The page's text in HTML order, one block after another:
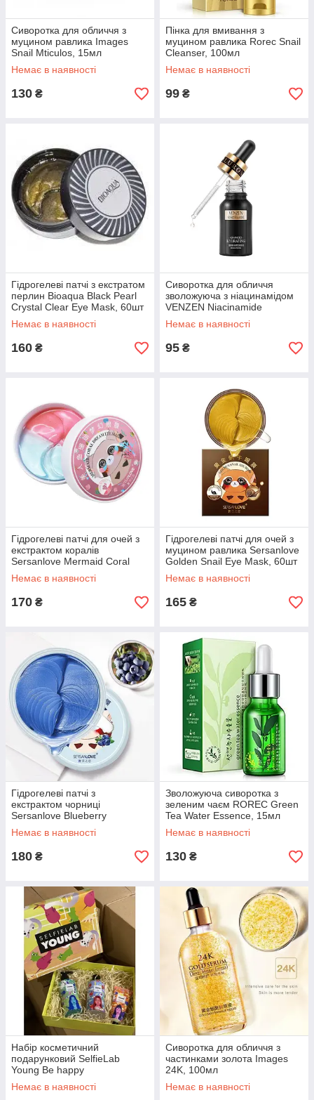
Сиворотка для обличчя з
муцином равлика Images
Snail Mticulos, 15мл
Немає в наявності
130 ₴
Пінка для вмивання з
муцином равлика Rorec Snail
Cleanser, 100мл
Немає в наявності
99 ₴
Гідрогелеві патчі з екстратом
перлин Bioaqua Black Pearl
Crystal Clear Eye Mask, 60шт
Немає в наявності
160 ₴
Сиворотка для обличчя
зволожуюча з ніацинамідом
VENZEN Niacinamide
Advanced Hydration, 15мл
Немає в наявності
95 ₴
Гідрогелеві патчі для очей з
екстрактом коралів
Sersanlove Mermaid Coral
Eye Mask, 60шт
Немає в наявності
170 ₴
Гідрогелеві патчі для очей з
муцином равлика Sersanlove
Golden Snail Eye Mask, 60шт
Немає в наявності
165 ₴
Гідрогелеві патчі з
екстрактом чорниці
Sersanlove Blueberry
Nourishing Eye Mask, 60шт
Немає в наявності
180 ₴
Зволожуюча сиворотка з
зеленим чаєм ROREC Green
Tea Water Essence, 15мл
Немає в наявності
130 ₴
Набір косметичний
подарунковий SelfieLab
Young Be happy
Немає в наявності
Сиворотка для обличчя з
частинками золота Images
24K, 100мл
Немає в наявності